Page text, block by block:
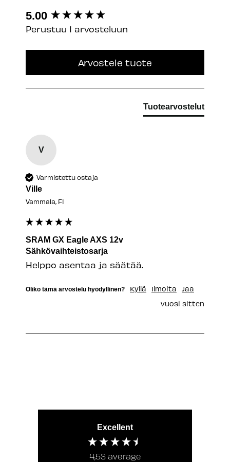
5.00
Perustuu 1 arvosteluun
Arvostele tuote
Tuotearvostelut
V
Varmistettu ostaja
Ville
Vammala, FI
SRAM GX Eagle AXS 12v
Sähkövaihteistosarja
Helppo asentaa ja säätää.
Oliko tämä arvostelu hyödyllinen? Kyllä Ilmoita
Jaa
vuosi sitten
New content loaded
Excellent
4,53 average